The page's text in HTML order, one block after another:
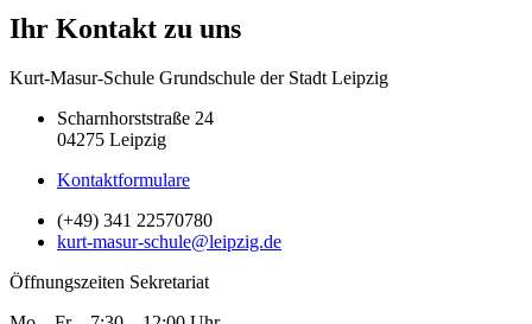
Ihr Kontakt zu uns
Kurt-Masur-Schule Grundschule der Stadt Leipzig
Scharnhorststraße 24
04275 Leipzig
Kontaktformulare
(+49) 341 22570780
kurt-masur-schule@leipzig.de
Öffnungszeiten Sekretariat